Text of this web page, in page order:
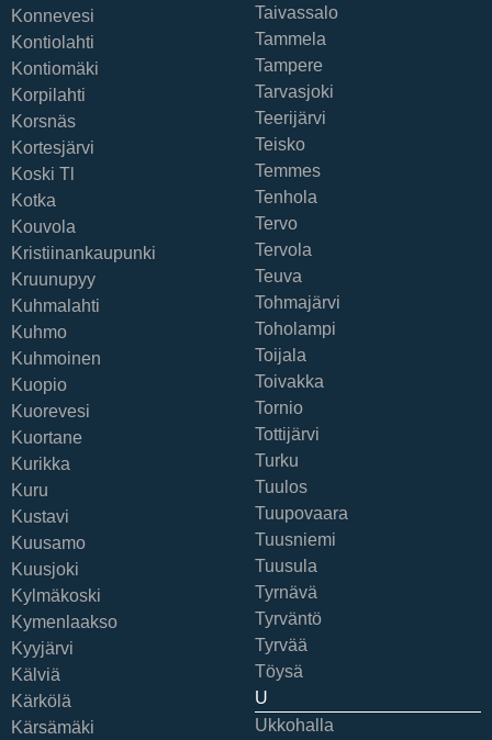
Konnevesi
Kontiolahti
Kontiomäki
Korpilahti
Korsnäs
Kortesjärvi
Koski Tl
Kotka
Kouvola
Kristiinankaupunki
Kruunupyy
Kuhmalahti
Kuhmo
Kuhmoinen
Kuopio
Kuorevesi
Kuortane
Kurikka
Kuru
Kustavi
Kuusamo
Kuusjoki
Kylmäkoski
Kymenlaakso
Kyyjärvi
Kälviä
Kärkölä
Kärsämäki
Taivassalo
Tammela
Tampere
Tarvasjoki
Teerijärvi
Teisko
Temmes
Tenhola
Tervo
Tervola
Teuva
Tohmajärvi
Toholampi
Toijala
Toivakka
Tornio
Tottijärvi
Turku
Tuulos
Tuupovaara
Tuusniemi
Tuusula
Tyrnävä
Tyrväntö
Tyrvää
Töysä
U
Ukkohalla